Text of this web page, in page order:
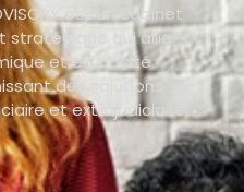
est un cabinet
stratégique qui allie
et efficacité
des solutions sur
et extrajudiciaire.